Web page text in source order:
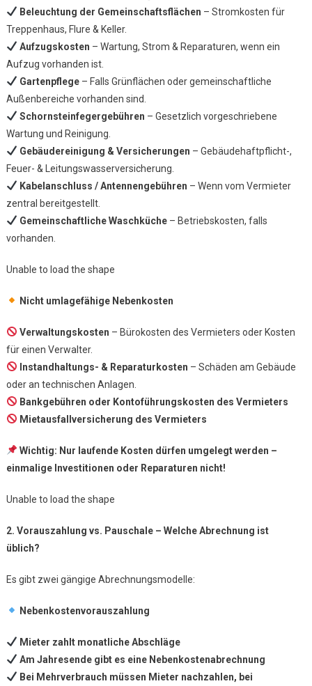
Beleuchtung der Gemeinschaftsflächen – Stromkosten für
Treppenhaus, Flure & Keller.
Aufzugskosten – Wartung, Strom & Reparaturen, wenn ein
Aufzug vorhanden ist.
Gartenpflege– Falls Grünflächen oder gemeinschaftliche
Außenbereiche vorhanden sind.
Schornsteinfegergebühren – Gesetzlich vorgeschriebene
Wartung und Reinigung.
Gebäudereinigung & Versicherungen – Gebäudehaftpflicht-,
Feuer- & Leitungswasserversicherung.
Kabelanschluss / Antennengebühren – Wenn vom Vermieter
zentral bereitgestellt.
Gemeinschaftliche Waschküche– Betriebskosten, falls
vorhanden.
Unable to load the shape
Nicht umlagefähige Nebenkosten
Verwaltungskosten – Bürokosten des Vermieters oder Kosten
für einen Verwalter.
Instandhaltungs- & Reparaturkosten – Schäden am Gebäude
oder an technischen Anlagen.
Bankgebühren oder Kontoführungskosten des Vermieters
Mietausfallversicherung des Vermieters
Wichtig: Nur laufende Kosten dürfen umgelegt werden –
einmalige Investitionen oder Reparaturen nicht!
Unable to load the shape
2. Vorauszahlung vs. Pauschale – Welche Abrechnung ist
üblich?
Es gibt zwei gängige Abrechnungsmodelle:
Nebenkostenvorauszahlung
Mieter zahlt monatliche Abschläge
Am Jahresende gibt es eine Nebenkostenabrechnung
Bei Mehrverbrauch müssen Mieter nachzahlen, bei